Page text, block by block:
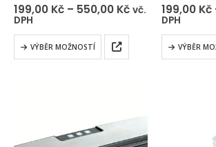
199,00 Kč – 550,00 Kč vč.
DPH
VÝBĚR MOŽNOSTÍ
199,00 Kč
DPH
VÝBĚR